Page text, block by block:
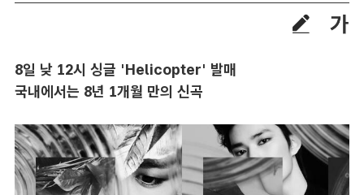
8일 낮 12시 싱글 'Helicopter' 발매
국내에서는 8년 1개월 만의 신곡